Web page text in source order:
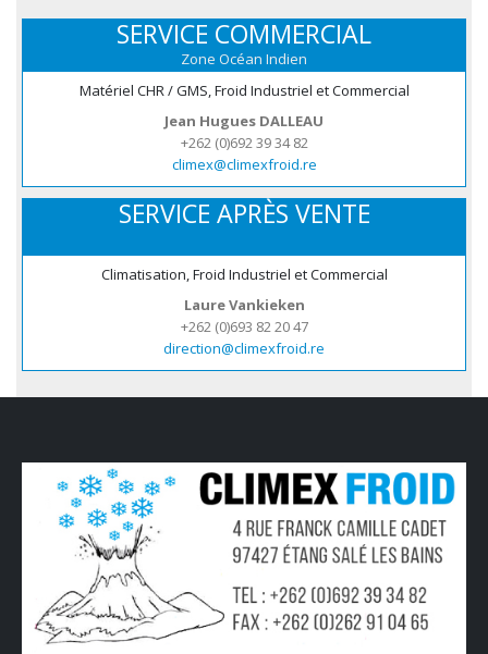
SERVICE COMMERCIAL
Zone Océan Indien
Matériel CHR / GMS, Froid Industriel et Commercial
Jean Hugues DALLEAU
+262 (0)692 39 34 82
climex@climexfroid.re
SERVICE APRÈS VENTE
Climatisation, Froid Industriel et Commercial
Laure Vankieken
+262 (0)693 82 20 47
direction@climexfroid.re